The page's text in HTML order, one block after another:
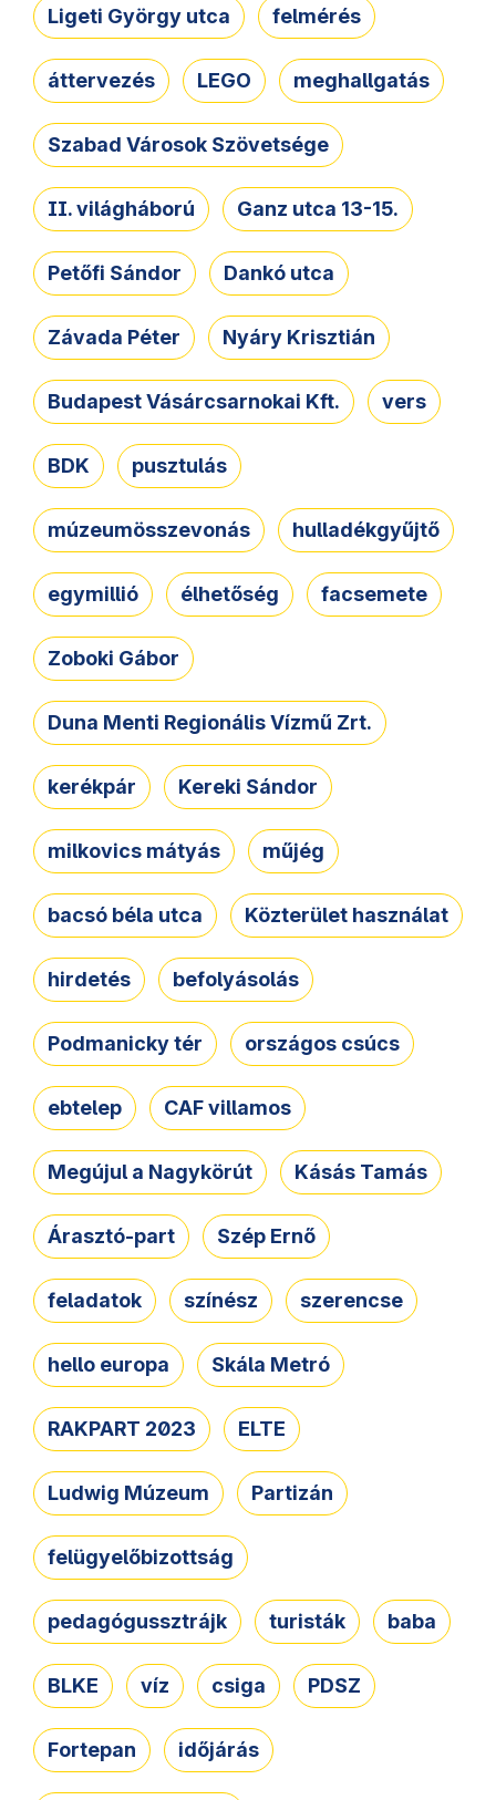
Ligeti György utca felmérés
áttervezés LEGO meghallgatás
Szabad Városok Szövetsége
II. világháború Ganz utca 13-15.
Petőfi Sándor Dankó utca
Závada Péter Nyáry Krisztián
Budapest Vásárcsarnokai Kft. vers
BDK pusztulás
múzeumösszevonás hulladékgyűjtő
egymillió élhetőség facsemete
Zoboki Gábor
Duna Menti Regionális Vízmű Zrt.
kerékpár Kereki Sándor
milkovics mátyás műjég
bacsó béla utca Közterület használat
hirdetés befolyásolás
Podmanicky tér országos csúcs
ebtelep CAF villamos
Megújul a Nagykörút Kásás Tamás
Árasztó-part Szép Ernő
feladatok színész szerencse
hello europa Skála Metró
RAKPART 2023 ELTE
Ludwig Múzeum Partizán
felügyelőbizottság
pedagógussztrájk turisták baba
BLKE víz csiga PDSZ
Fortepan időjárás